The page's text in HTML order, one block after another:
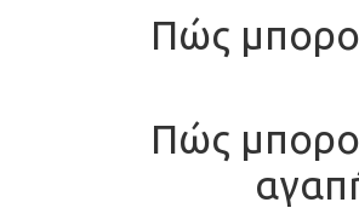
Πώς
Πώς